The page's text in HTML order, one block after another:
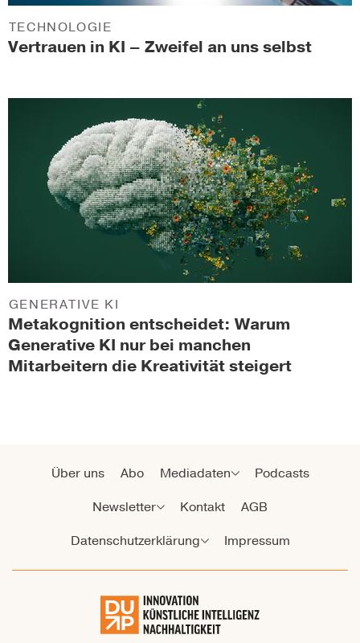
Vertrauen in KI – Zweifel an uns selbst
TECHNOLOGIE
Metakognition entscheidet: Warum
Generative KI nur bei manchen
Mitarbeitern die Kreativität steigert
GENERATIVE KI
Über uns Abo Mediadaten
Podcasts
Newsletter
Kontakt
AGB
Datenschutzerklärung
Impressum